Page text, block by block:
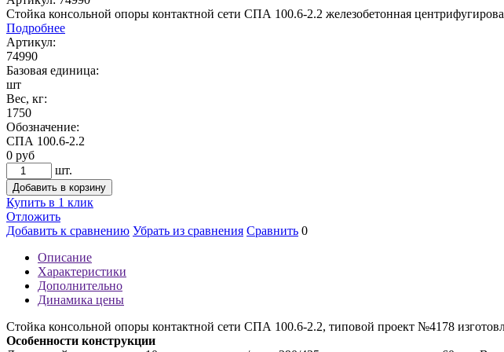
Стойка консольной опоры контактной сети СПА 100.6-2.2 железобетонная
Подробнее
Артикул:
74990
Базовая единица:
шт
Вес, кг:
1750
Обозначение:
СПА 100.6-2.2
0 руб
шт.
Добавить в корзину
Купить в 1 клик
Отложить
Добавить к сравнению Убрать из сравнения Сравнить 0
Описание
Характеристики
Дополнительно
Динамика цены
Стойка консольной опоры контактной сети СПА 100.6-2.2, типовой проект №4178
Особенности конструкции